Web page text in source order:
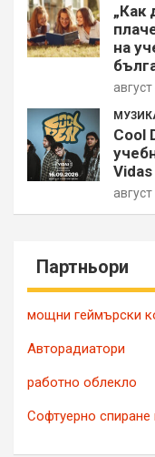
„Как
на
Cool
Партньори
мощни геймърски
Авторадиатори
работно облекло
Софтуерно спиране